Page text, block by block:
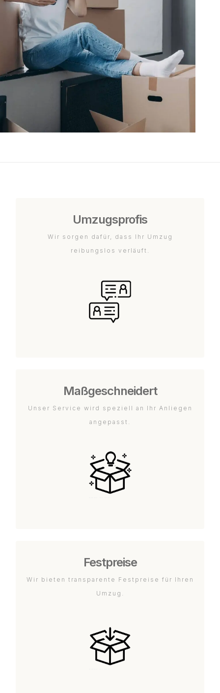
Umzugsprofis
Wir sorgen dafür, dass Ihr Umzug
reibungslos verläuft.
Maßgeschneidert
Unser Service wird speziell an Ihr Anliegen
angepasst.
Festpreise
Wir bieten transparente Festpreise für Ihren
Umzug.